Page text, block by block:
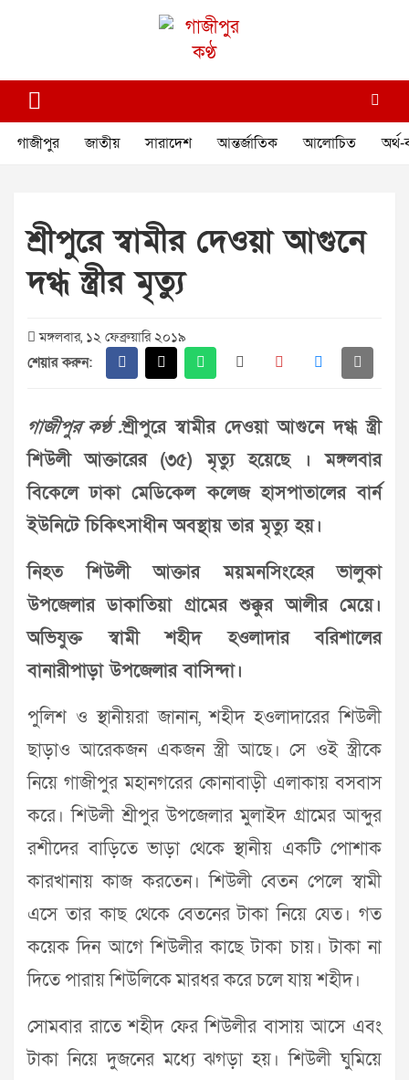
গাজীপুর কণ্ঠ
গাজীপুর জাতীয় সারাদেশ আন্তর্জাতিক আলোচিত অর্থ-
শ্রীপুরে স্বামীর দেওয়া আগুনে
দগ্ধ স্ত্রীর মৃত্যু
মঙ্গলবার, ১২ ফেব্রুয়ারি ২০১৯
শেয়ার করুন:
গাজীপুর কণ্ঠ :শ্রীপুরে স্বামীর দেওয়া আগুনে দগ্ধ স্ত্রী
শিউলী আক্তারের (৩৫) মৃত্যু হয়েছে । মঙ্গলবার
বিকেলে ঢাকা মেডিকেল কলেজ হাসপাতালের বার্ন
ইউনিটে চিকিৎসাধীন অবস্থায় তার মৃত্যু হয়।
নিহত শিউলী আক্তার ময়মনসিংহের ভালুকা
উপজেলার ডাকাতিয়া গ্রামের শুক্কুর আলীর মেয়ে।
অভিযুক্ত স্বামী শহীদ হওলাদার বরিশালের
বানারীপাড়া উপজেলার বাসিন্দা।
পুলিশ ও স্থানীয়রা জানান, শহীদ হওলাদারের শিউলী
ছাড়াও আরেকজন একজন স্ত্রী আছে। সে ওই স্ত্রীকে
নিয়ে গাজীপুর মহানগরের কোনাবাড়ী এলাকায় বসবাস
করে। শিউলী শ্রীপুর উপজেলার মুলাইদ গ্রামের আব্দুর
রশীদের বাড়িতে ভাড়া থেকে স্থানীয় একটি পোশাক
কারখানায় কাজ করতেন। শিউলী বেতন পেলে স্বামী
এসে তার কাছ থেকে বেতনের টাকা নিয়ে যেত। গত
কয়েক দিন আগে শিউলীর কাছে টাকা চায়। টাকা না
দিতে পারায় শিউলিকে মারধর করে চলে যায় শহীদ।
সোমবার রাতে শহীদ ফের শিউলীর বাসায় আসে এবং
টাকা নিয়ে দুজনের মধ্যে ঝগড়া হয়। শিউলী ঘুমিয়ে